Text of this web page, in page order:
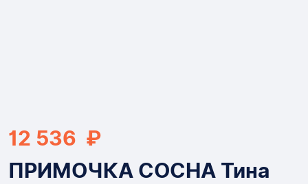
12 536 ₽
ПРИМОЧКА СОСНА Тина